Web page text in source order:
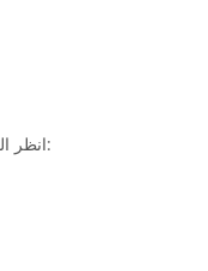
انظر النصائح الأخرى التي يمكن أن تساعدك على وقف السيلوليت في الفيديو التالي: